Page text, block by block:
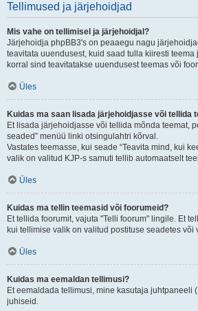
Tellimused ja järjehoidjad
Mis vahe on tellimisel ja järjehoidjal?
Järjehoidja phpBB3's on peaaegu nagu
teavitata uuendusest, kuid saad tulla kiiresti teema
korral sind teavitatakse uuendusest teemas või
Üles
Kuidas ma saan lisada järjehoidjasse või tellida
Et lisada järjehoidjasse või tellida mõnda teemat,
seaded” menüü linki otsingulahtri kõrval.
Vastates teemasse, kui seade “Teavita mind, kui
valik on valitud KJP-s samuti tellib automaatselt
Üles
Kuidas ma tellin teemasid või foorumeid?
Et tellida foorumit, vajuta "Telli foorum" lingile. Et
kui tellimise valik on valitud postituse seadetes või
Üles
Kuidas ma eemaldan tellimusi?
Et eemaldada tellimusi, mine kasutaja juhtpaneeli
juhiseid.